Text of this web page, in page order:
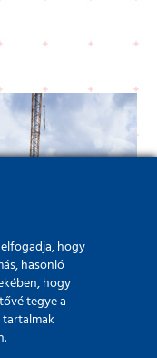
hogy
hasonló
hogy
tegye a